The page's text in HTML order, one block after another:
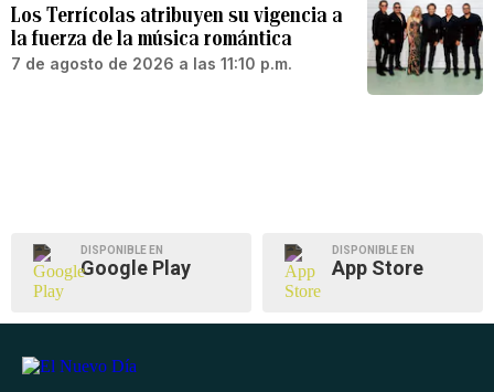
Los Terrícolas atribuyen su vigencia a
la fuerza de la música romántica
7 de agosto de 2026 a las 11:10 p.m.
DISPONIBLE EN
Google Play
DISPONIBLE EN
App Store